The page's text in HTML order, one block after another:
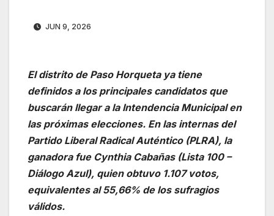
JUN 9, 2026
El distrito de Paso Horqueta ya tiene
definidos a los principales candidatos que
buscarán llegar a la Intendencia Municipal en
las próximas elecciones. En las internas del
Partido Liberal Radical Auténtico (PLRA), la
ganadora fue Cynthia Cabañas (Lista 100 –
Diálogo Azul), quien obtuvo 1.107 votos,
equivalentes al 55,66% de los sufragios
válidos.